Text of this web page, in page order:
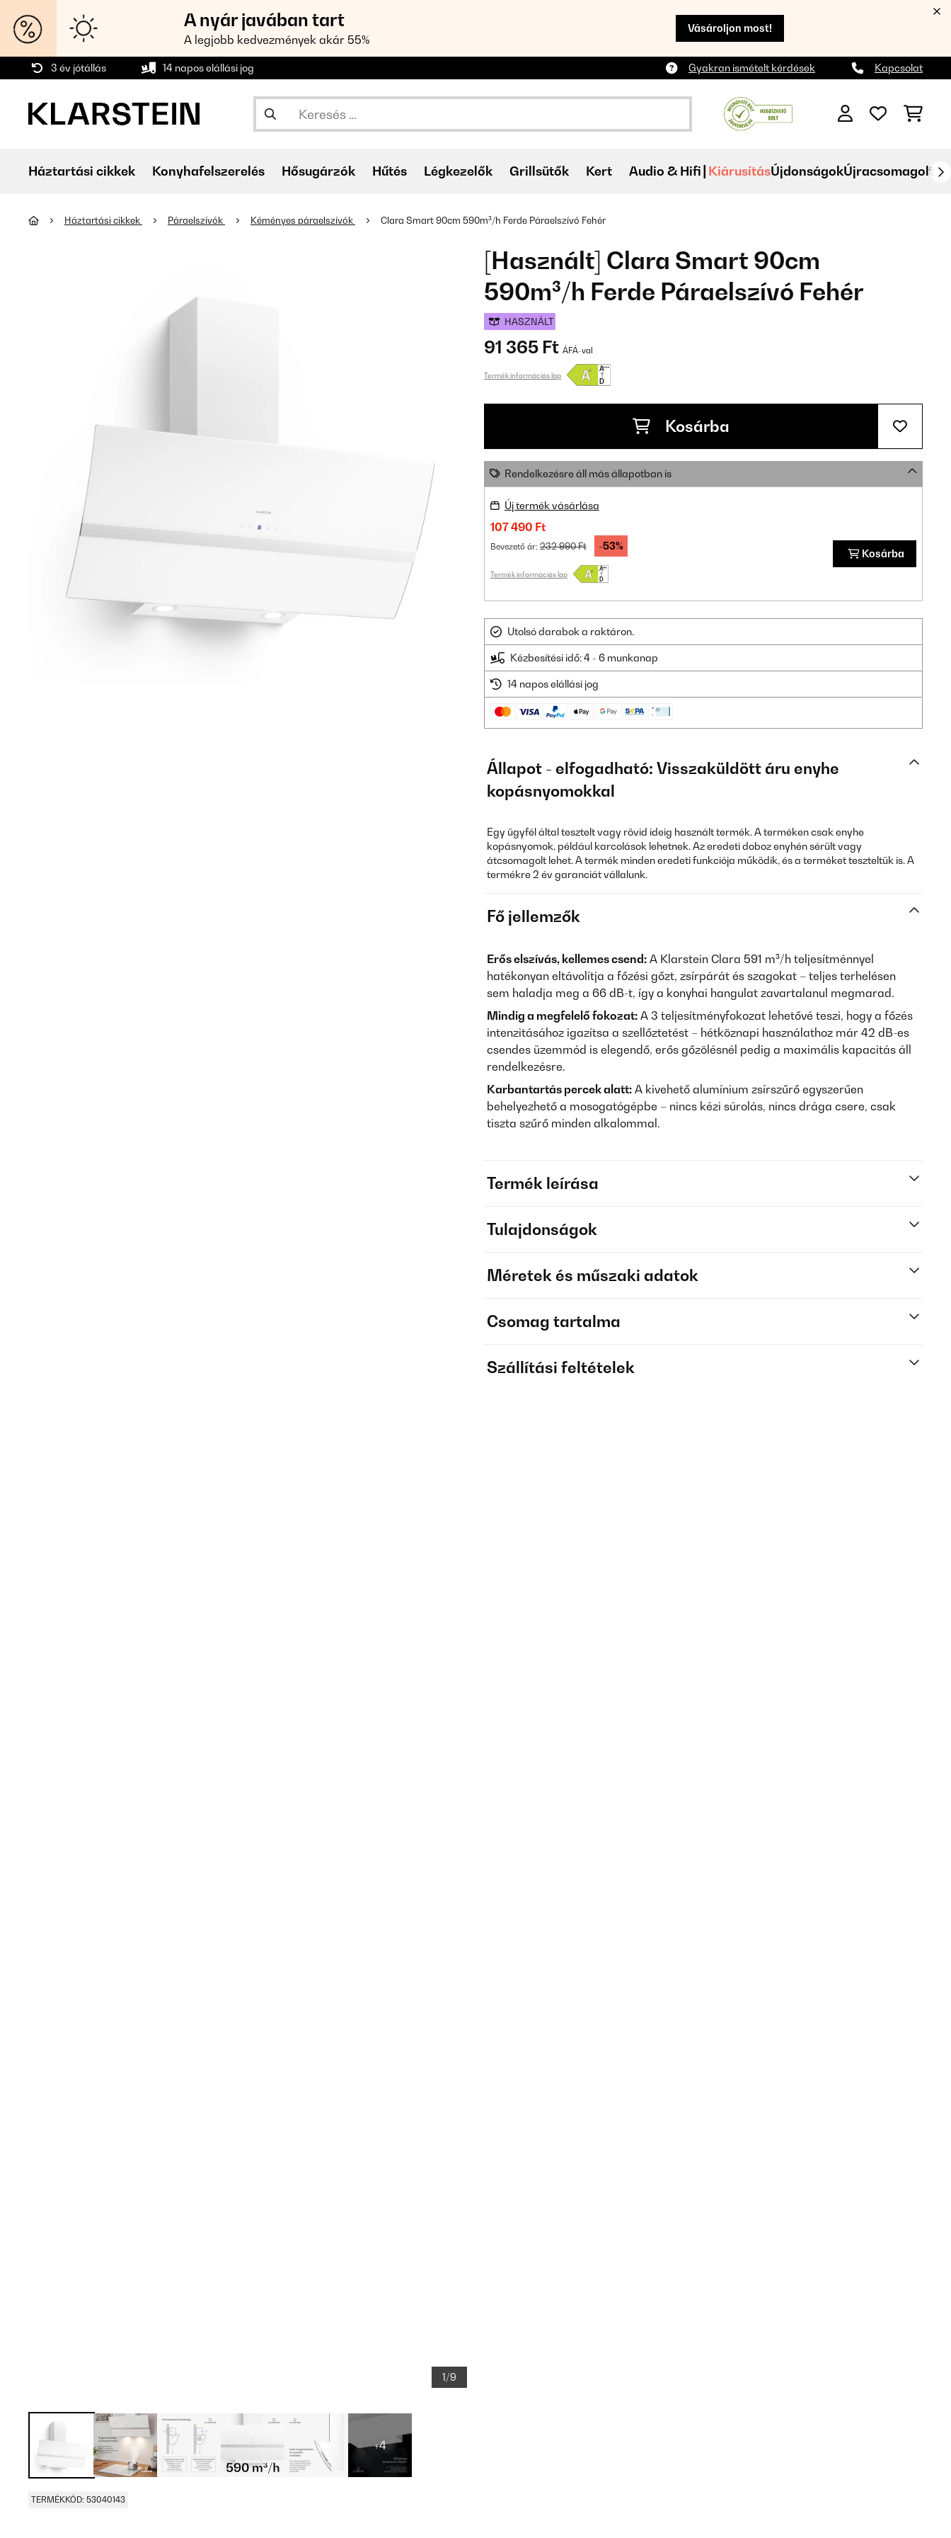
A nyár javában tart
A legjobb kedvezmények akár 55%
Vásároljon most!
3 év jótállás 14 napos elállási jog Gyakran ismételt kérdések Kapcsolat
Háztartási cikkek Konyhafelszerelés Hősugárzók Hűtés Légkezelők Grillsütők Kert Audio & Hifi KiárusításÚjdonságokÚjracsomagolt
Háztartási cikkek Páraelszívók Kéményes páraelszívók Clara Smart 90cm 590m³/h Ferde Páraelszívó Fehér
1/9
+4
TERMÉKKÓD: 53040143
[Használt] Clara Smart 90cm
590m³/h Ferde Páraelszívó Fehér
HASZNÁLT
91 365 Ft ÁFÁ-val
Termék információs lap
Kosárba
Rendelkezésre áll más állapotban is
Új termék vásárlása
107 490 Ft
Bevezető ár: 232 990 Ft -53%
Termék információs lap
Kosárba
Utolsó darabok a raktáron.
Kézbesítési idő: 4 - 6 munkanap
14 napos elállási jog
Állapot - elfogadható: Visszaküldött áru enyhe
kopásnyomokkal
Egy ügyfél által tesztelt vagy rövid ideig használt termék. A terméken csak enyhe
kopásnyomok, például karcolások lehetnek. Az eredeti doboz enyhén sérült vagy
átcsomagolt lehet. A termék minden eredeti funkciója működik, és a terméket teszteltük is. A
termékre 2 év garanciát vállalunk.
Fő jellemzők
Erős elszívás, kellemes csend: A Klarstein Clara 591 m³/h teljesítménnyel
hatékonyan eltávolítja a főzési gőzt, zsírpárát és szagokat – teljes terhelésen
sem haladja meg a 66 dB-t, így a konyhai hangulat zavartalanul megmarad.
Mindig a megfelelő fokozat: A 3 teljesítményfokozat lehetővé teszi, hogy a főzés
intenzitásához igazítsa a szellőztetést – hétköznapi használathoz már 42 dB-es
csendes üzemmód is elegendő, erős gőzölésnél pedig a maximális kapacitás áll
rendelkezésre.
Karbantartás percek alatt: A kivehető alumínium zsírszűrő egyszerűen
behelyezhető a mosogatógépbe – nincs kézi súrolás, nincs drága csere, csak
tiszta szűrő minden alkalommal.
Termék leírása
Tulajdonságok
Méretek és műszaki adatok
Csomag tartalma
Szállítási feltételek